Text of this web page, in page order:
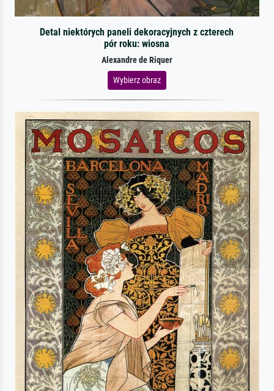
Detal niektórych paneli dekoracyjnych z czterech
pór roku: wiosna
Alexandre de Riquer
Wybierz obraz